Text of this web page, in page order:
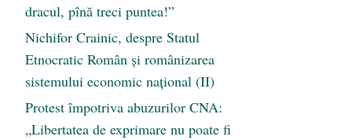
dracul, pînă treci puntea!”
Nichifor Crainic, despre Statul
Etnocratic Român şi românizarea
sistemului economic naţional (II)
Protest împotriva abuzurilor CNA:
„Libertatea de exprimare nu poate fi